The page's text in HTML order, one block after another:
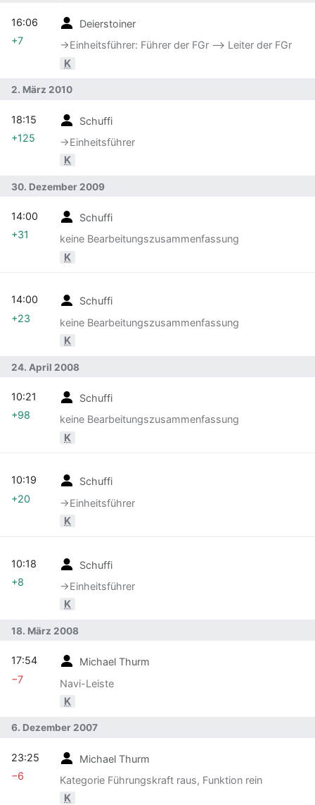
Deierstoiner
→‎Einheitsführer: Führer der FGr --> Leiter der FGr
K
16:06
+7
2. März 2010
Schuffi
→‎Einheitsführer
K
18:15
+125
30. Dezember 2009
Schuffi
keine Bearbeitungszusammenfassung
K
14:00
+31
Schuffi
keine Bearbeitungszusammenfassung
K
14:00
+23
24. April 2008
Schuffi
keine Bearbeitungszusammenfassung
K
10:21
+98
Schuffi
→‎Einheitsführer
K
10:19
+20
Schuffi
→‎Einheitsführer
K
10:18
+8
18. März 2008
Michael Thurm
Navi-Leiste
K
17:54
−7
6. Dezember 2007
Michael Thurm
Kategorie Führungskraft raus, Funktion rein
K
23:25
−6